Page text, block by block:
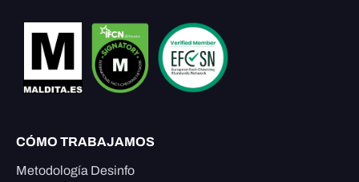
CÓMO TRABAJAMOS
Metodología Desinfo